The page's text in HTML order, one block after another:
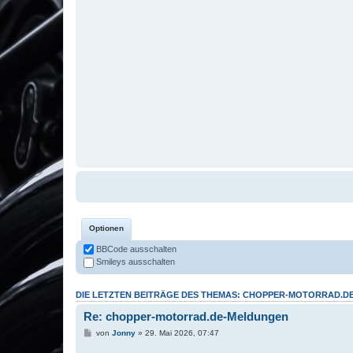
Optionen
BBCode ausschalten
Smileys ausschalten
DIE LETZTEN BEITRÄGE DES THEMAS: CHOPPER-
Re: chopper-motorrad.de-Meldungen
von Jonny» 29. Mai 2026, 07:47